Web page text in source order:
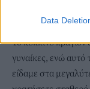
Data
Κόκκινο κραγιόν:
Το κόκκινο κραγιόν
γυναίκες, ενώ αυτό
είδαμε στα